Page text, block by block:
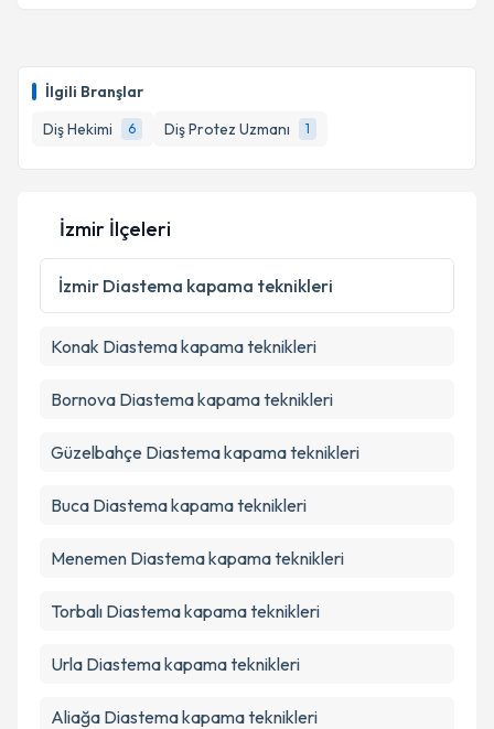
İlgili Branşlar
Diş Hekimi
6 Diş Protez Uzmanı 1
takvim hazırlandığında e-posta ile bilgilendireceğiz.
E-posta Adresiniz
Kişisel verilerimin işlenmesine ilişkinAydınlatma
Metni 'ni okudum ve kişisel verilerimin belirtilen
kapsamda işlenmesini kabul ediyorum.
İzmir İlçeleri
İzmir Diastema kapama teknikleri
Konak Diastema kapama teknikleri
Bornova Diastema kapama teknikleri
Güzelbahçe Diastema kapama teknikleri
Buca Diastema kapama teknikleri
Menemen Diastema kapama teknikleri
Torbalı Diastema kapama teknikleri
Urla Diastema kapama teknikleri
Aliağa Diastema kapama teknikleri